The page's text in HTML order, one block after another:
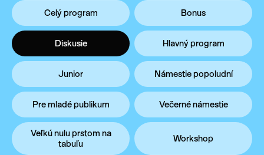
Celý program Bonus
Diskusie Hlavný program
Junior Námestie popoludní
Pre mladé publikum Večerné námestie
Veľkú nulu prstom na
tabuľu
Workshop
váš e-mail
Odoberať newsletter
Súhlasím sospracovaním osobných
údajov.